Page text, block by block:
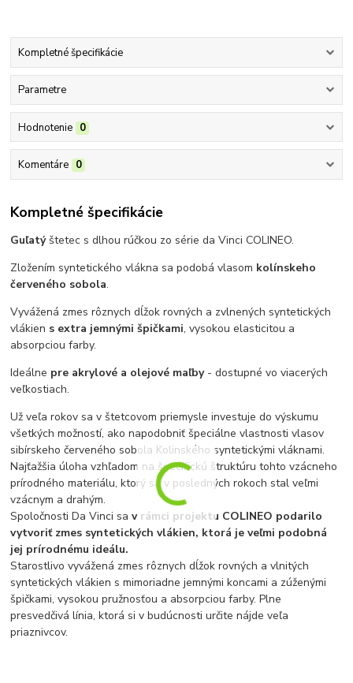
Kompletné špecifikácie
Parametre
Hodnotenie 0
Komentáre 0
Kompletné špecifikácie
Guľatý štetec s dlhou rúčkou zo série da Vinci COLINEO.
Zložením syntetického vlákna sa podobá vlasom kolínskeho
červeného sobola.
Vyvážená zmes rôznych dĺžok rovných a zvlnených syntetických
vlákien s extra jemnými špičkami, vysokou elasticitou a
absorpciou farby.
Ideálne pre akrylové a olejové maľby- dostupné vo viacerých
veľkostiach.
Už veľa rokov sa v štetcovom priemysle investuje do výskumu
všetkých možností, ako napodobniť špeciálne vlastnosti vlasov
sibírskeho červeného sobola Kolinského syntetickými vláknami.
Najťažšia úloha vzhľadom na špecifickú štruktúru tohto vzácneho
prírodného materiálu, ktorý sa v posledných rokoch stal veľmi
vzácnym a drahým.
Spoločnosti Da Vinci sav rámci projektu COLINEO podarilo
vytvoriť zmes syntetických vlákien, ktorá je veľmi podobná
jej prírodnému ideálu.
Starostlivo vyvážená zmes rôznych dĺžok rovných a vlnitých
syntetických vlákien s mimoriadne jemnými koncami a zúženými
špičkami, vysokou pružnosťou a absorpciou farby. Plne
presvedčivá línia, ktorá si v budúcnosti určite nájde veľa
priaznivcov.